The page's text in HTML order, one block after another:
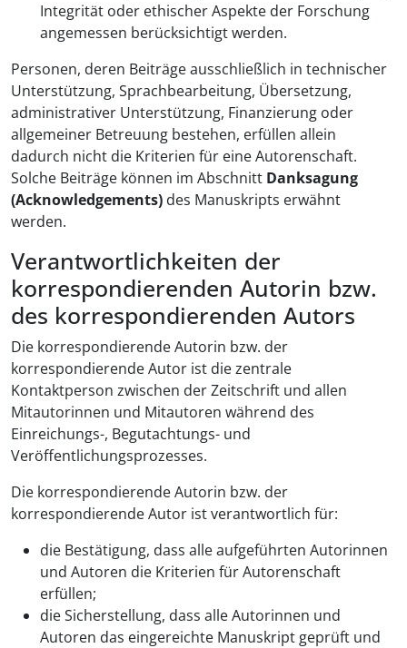
Integrität oder ethischer Aspekte der Forschung
angemessen berücksichtigt werden.
Personen, deren Beiträge ausschließlich in technischer
Unterstützung, Sprachbearbeitung, Übersetzung,
administrativer Unterstützung, Finanzierung oder
allgemeiner Betreuung bestehen, erfüllen allein
dadurch nicht die Kriterien für eine Autorenschaft.
Solche Beiträge können im Abschnitt Danksagung
(Acknowledgements) des Manuskripts erwähnt
werden.
Verantwortlichkeiten der
korrespondierenden Autorin bzw.
des korrespondierenden Autors
Die korrespondierende Autorin bzw. der
korrespondierende Autor ist die zentrale
Kontaktperson zwischen der Zeitschrift und allen
Mitautorinnen und Mitautoren während des
Einreichungs-, Begutachtungs- und
Veröffentlichungsprozesses.
Die korrespondierende Autorin bzw. der
korrespondierende Autor ist verantwortlich für:
die Bestätigung, dass alle aufgeführten Autorinnen
und Autoren die Kriterien für Autorenschaft
erfüllen;
die Sicherstellung, dass alle Autorinnen und
Autoren das eingereichte Manuskript geprüft und